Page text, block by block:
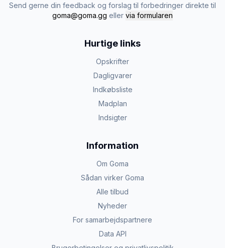
Send gerne din feedback og forslag til forbedringer direkte til
goma@goma.gg eller via formularen
Hurtige links
Opskrifter
Dagligvarer
Indkøbsliste
Madplan
Indsigter
Information
Om Goma
Sådan virker Goma
Alle tilbud
Nyheder
For samarbejdspartnere
Data API